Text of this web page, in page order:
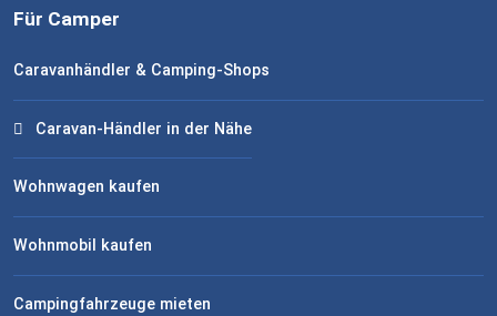
Für Camper
Caravanhändler & Camping-Shops
Caravan-Händler in der Nähe
Wohnwagen kaufen
Wohnmobil kaufen
Campingfahrzeuge mieten